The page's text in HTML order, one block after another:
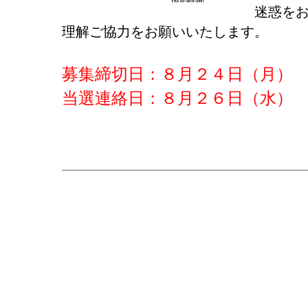
迷惑を
理解ご協力をお願いいたします。
募集締切日：８月２４日（月）
当選連絡日：８月２６日（水）